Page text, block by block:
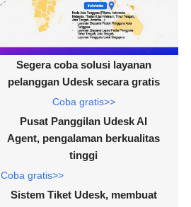
Segera coba solusi layanan
pelanggan Udesk secara gratis
Coba gratis>>
Pusat Panggilan Udesk AI
Agent, pengalaman berkualitas
tinggi
Coba gratis>>
Sistem Tiket Udesk, membuat